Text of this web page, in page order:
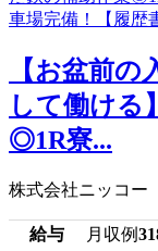
【お盆前
して働ける
◎1R寮...
株式会社ニッコー
給与 月収例